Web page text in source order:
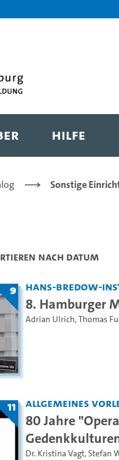
Hilfe
Sonstige
nach Datum
9 Hans-Bredow-
8. Hamburger
Adrian Ulrich,Thomas
11 Allgemeines
80 Jahre
Dr. Kristina Vagt,Stefan